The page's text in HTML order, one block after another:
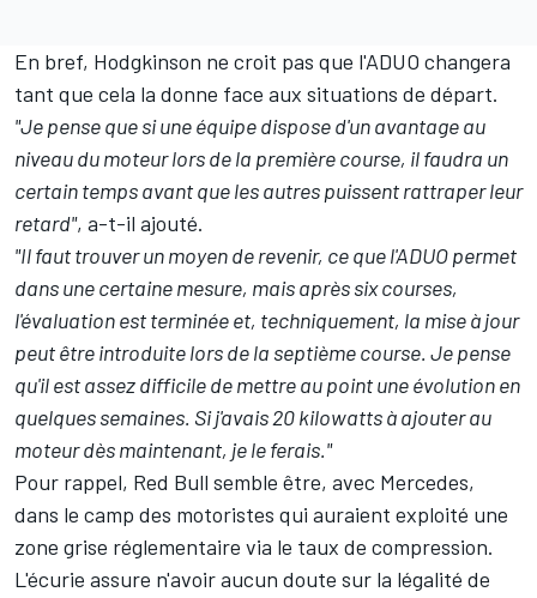
En bref, Hodgkinson ne croit pas que l'ADUO changera
tant que cela la donne face aux situations de départ.
"Je pense que si une équipe dispose d'un avantage au
niveau du moteur lors de la première course, il faudra un
certain temps avant que les autres puissent rattraper leur
retard", a-t-il ajouté.
"Il faut trouver un moyen de revenir, ce que l'ADUO permet
dans une certaine mesure, mais après six courses,
l'évaluation est terminée et, techniquement, la mise à jour
peut être introduite lors de la septième course. Je pense
qu'il est assez difficile de mettre au point une évolution en
quelques semaines. Si j'avais 20 kilowatts à ajouter au
moteur dès maintenant, je le ferais."
Pour rappel, Red Bull semble être, avec Mercedes,
dans le camp des motoristes qui auraient exploité une
zone grise réglementaire via le taux de compression.
L'écurie assure n'avoir aucun doute sur la légalité de